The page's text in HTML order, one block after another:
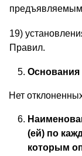
19)
Правил.
Основания
Нет
(ей) по
которым